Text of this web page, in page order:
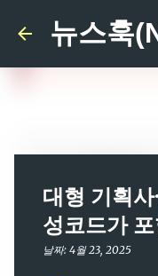
뉴스훅
대형 기획
성코드가
날짜: 4월 23, 2025